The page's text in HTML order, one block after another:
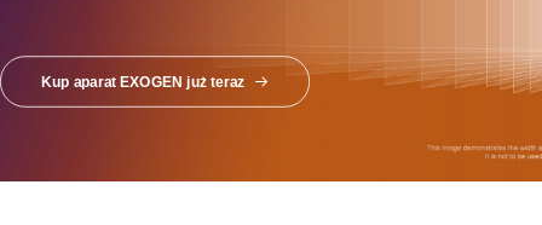
Kup aparat EXOGEN już teraz